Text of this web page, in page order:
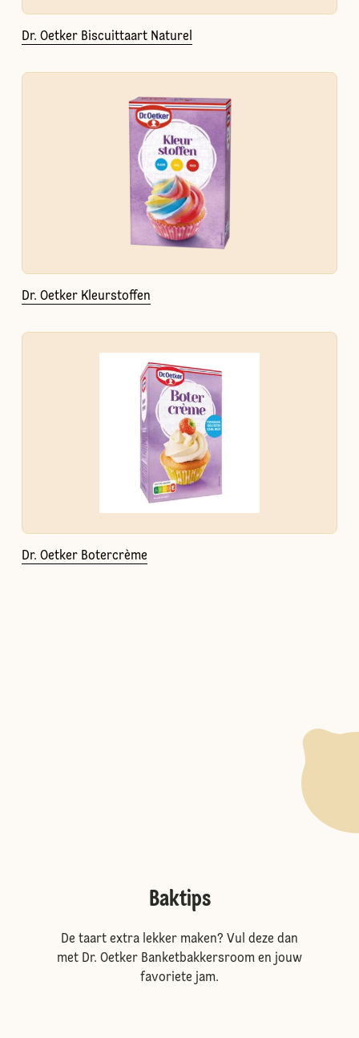
Dr. Oetker Biscuittaart Naturel
Dr. Oetker Kleurstoffen
Dr. Oetker Botercrème
Baktips
De taart extra lekker maken? Vul deze dan
met Dr. Oetker Banketbakkersroom en jouw
favoriete jam.